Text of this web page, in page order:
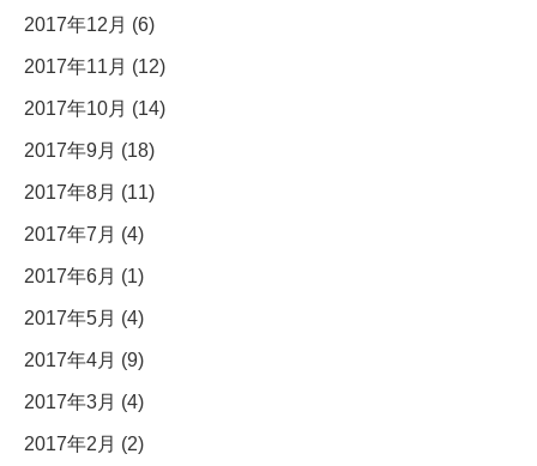
2017年12月 (6)
2017年11月 (12)
2017年10月 (14)
2017年9月 (18)
2017年8月 (11)
2017年7月 (4)
2017年6月 (1)
2017年5月 (4)
2017年4月 (9)
2017年3月 (4)
2017年2月 (2)